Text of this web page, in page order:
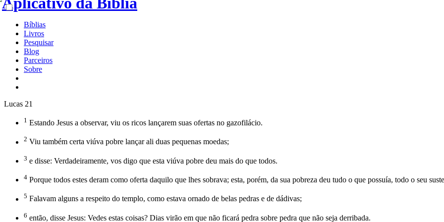
Bíblias
Livros
Pesquisar
Blog
Parceiros
Sobre
Lucas 21
1 Estando Jesus a observar, viu os ricos lançarem suas ofertas no gazofilácio.
2 Viu também certa viúva pobre lançar ali duas pequenas moedas;
3 e disse: Verdadeiramente, vos digo que esta viúva pobre deu mais do que todos.
4 Porque todos estes deram como oferta daquilo que lhes sobrava; esta, porém, da sua pobreza deu tudo o que possuía, todo o seu
5 Falavam alguns a respeito do templo, como estava ornado de belas pedras e de dádivas;
6 então, disse Jesus: Vedes estas coisas? Dias virão em que não ficará pedra sobre pedra que não seja derribada.